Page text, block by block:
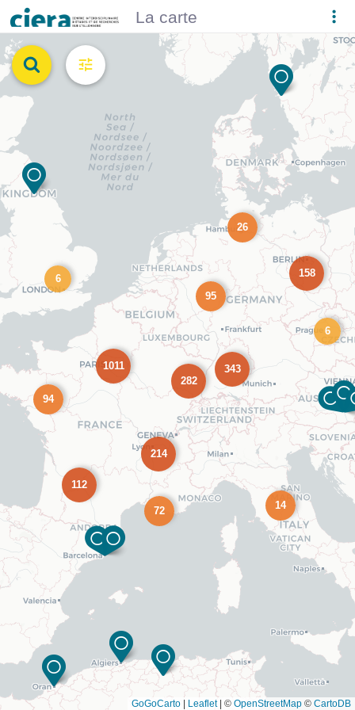
La carte
6
14
72
112
94
6
26
158
95
343
214
1011
282
GoGoCarto Leaflet © OpenStreetMap © CartoDB